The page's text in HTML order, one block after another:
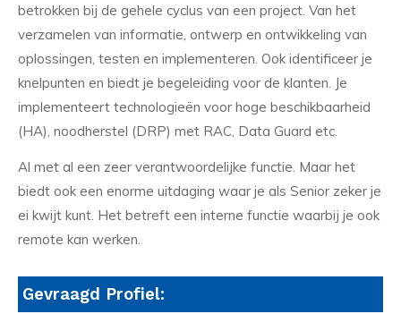
betrokken bij de gehele cyclus van een project. Van het
verzamelen van informatie, ontwerp en ontwikkeling van
oplossingen, testen en implementeren. Ook identificeer je
knelpunten en biedt je begeleiding voor de klanten. Je
implementeert technologieën voor hoge beschikbaarheid
(HA), noodherstel (DRP) met RAC, Data Guard etc.
Al met al een zeer verantwoordelijke functie. Maar het
biedt ook een enorme uitdaging waar je als Senior zeker je
ei kwijt kunt. Het betreft een interne functie waarbij je ook
remote kan werken.
Gevraagd Profiel: